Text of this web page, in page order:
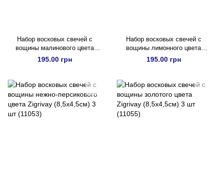
Набор восковых свечей с
вощины малинового цвета
Zigrivay (8,5х4,5см) 3 шт
(11051)
195.00 грн
Набор восковых свечей с
вощины лимонного цвета
Zigrivay (8,5х4,5см) 3 шт
(11052)
195.00 грн